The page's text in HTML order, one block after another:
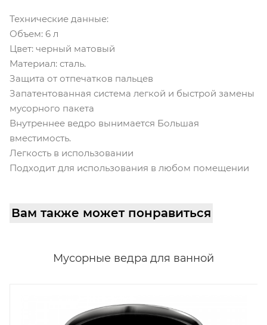
Технические данные:
Объем: 6 л
Цвет: черный матовый
Материал: сталь.
Защита от отпечатков пальцев
Запатентованная система легкой и быстрой замены
мусорного пакета
Внутреннее ведро вынимается Большая
вместимость.
Легкость в использовании
Подходит для использования в любом помещении
Вам также может понравиться
Мусорные ведра для ванной